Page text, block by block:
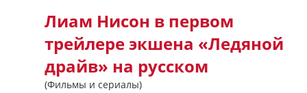
Лиам Нисон в первом
трейлере экшена «Ледяной
драйв» на русском
(Фильмы и сериалы)